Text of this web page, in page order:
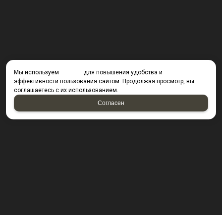
Мы используем
для повышения удобства и
эффективности пользования сайтом. Продолжая просмотр, вы
соглашаетесь с их использованием.
Согласен